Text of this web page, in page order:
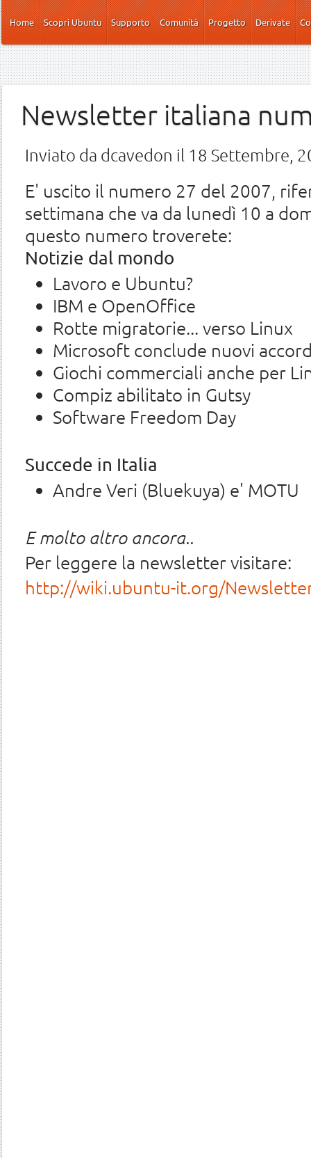
Salta al contenuto principale
Home
Scopri Ubuntu Supporto Comunità Progetto Derivate
Newsletter italiana
Inviato da dcavedon il 18 Settembre,
E' uscito il numero 27 del 2007,
settimana che va da lunedì 10 a
questo numero troverete:
Notizie dal mondo
Lavoro e Ubuntu?
IBM e OpenOffice
Rotte migratorie... verso Linux
Microsoft conclude nuovi
Giochi commerciali anche per
Compiz abilitato in Gutsy
Software Freedom Day
Succede in Italia
Andre Veri (Bluekuya) e' MOTU
E molto altro ancora..
Per leggere la newsletter visitare:
http://wiki.ubuntu-it.org/